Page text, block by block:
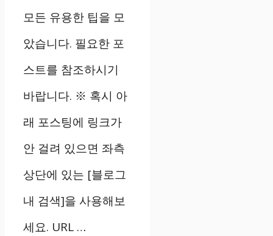
모든 유용한 팁을 모
았습니다. 필요한 포
스트를 참조하시기
바랍니다. ※ 혹시 아
래 포스팅에 링크가
안 걸려 있으면 좌측
상단에 있는 [블로그
내 검색]을 사용해보
세요. URL …